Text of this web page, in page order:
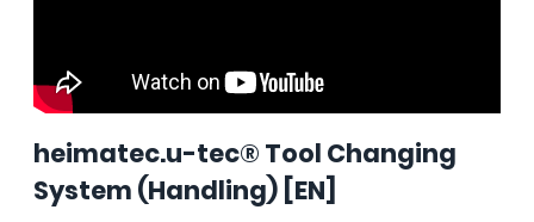
heimatec.u-tec® Tool Changing
System (Handling) [EN]